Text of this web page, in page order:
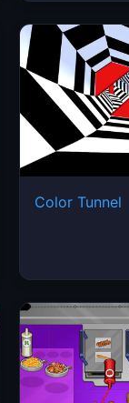
Color Tunnel